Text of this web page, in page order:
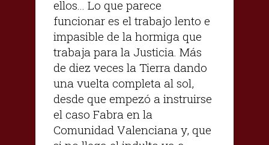
ellos... Lo que parece
funcionar es el trabajo lento e
impasible de la hormiga que
trabaja para la Justicia. Más
de diez veces la Tierra dando
una vuelta completa al sol,
desde que empezó a instruirse
el caso Fabra en la
Comunidad Valenciana y, que